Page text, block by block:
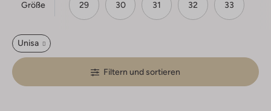
Größe 29 30 31 32 33
Unisa
Filtern und sortieren